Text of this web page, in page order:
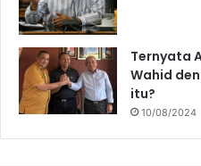
Ternyata
Wahid
itu?
10/08/2024